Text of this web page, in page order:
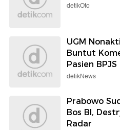
detikOto
UGM
Buntut
Pasien BPJS
detikNews
Prabowo
Bos BI,
Radar